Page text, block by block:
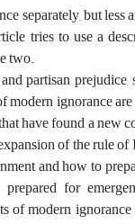
separately, but less
tries to use a
two.
partisan prejudice,
ignorance
have found a new
of the rule of
and how to
for
of modern